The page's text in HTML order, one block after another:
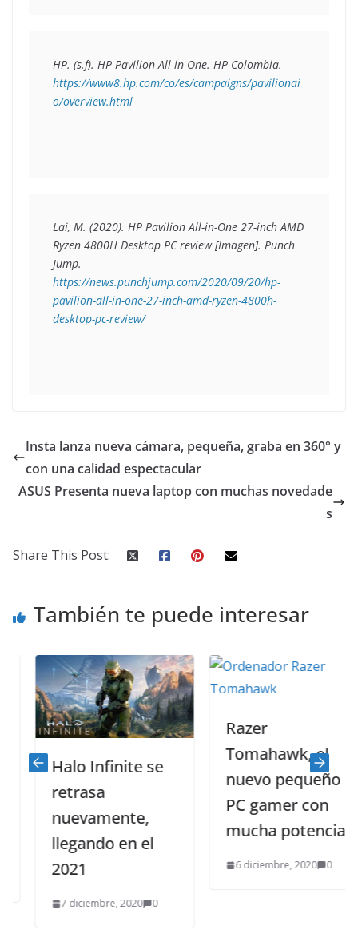
HP. (s.f). HP Pavilion All-in-One
https://www8.hp.com/co/es/campaigns/pavilionai
o/overview.html
Lai, M. (2020). HP Pavilion All-in-One 27-inch AMD
Ryzen 4800H Desktop PC review [Imagen]. Punch
https://news.punchjump.com/2020/09/20/hp-
pavilion-all-in-one-27-inch-amd-ryzen-4800h-
desktop-pc-review/
Insta lanza nueva cámara, pequeña, graba en 360° y
con una calidad espectacular
ASUS Presenta nueva laptop con muchas novedade
s
Share This Post:
También te puede interesar
Halo Infinite se
retrasa
nuevamente,
llegando en el
2021
7 diciembre, 2020 0
Razer
Tomahawk, el
nuevo pequeño
PC gamer con
mucha potencia
6 diciembre, 2020 0